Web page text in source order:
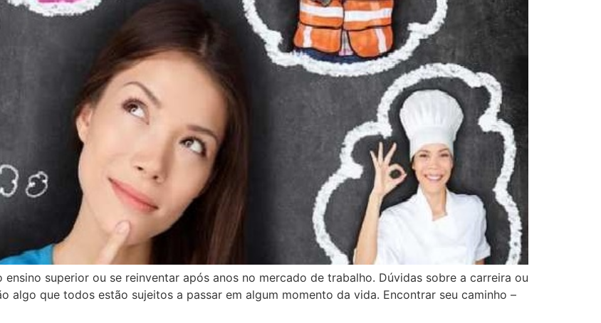
superior ou se reinventar após anos no mercado de trabalho. Dúvidas sobre a carreira ou
algo que todos estão sujeitos a passar em algum momento da vida. Encontrar seu caminho –